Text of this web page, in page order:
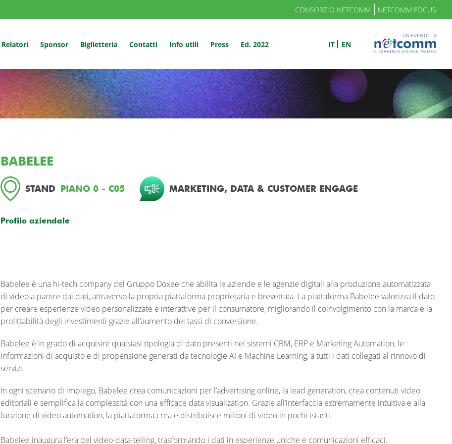
CONSORZIO NETCOMM NETCOMM FOCUS
Relatori Sponsor Biglietteria Contatti Info utili Press Ed. 2022 IT EN
UN EVENTO DI
BABELEE
STAND PIANO 0 - C05 MARKETING, DATA & CUSTOMER ENGAGE
Profilo aziendale
Babelee è una hi-tech company del Gruppo Doxee che abilita le aziende e le agenzie digitali alla produzione automatizzata
di video a partire dai dati, attraverso la propria piattaforma proprietaria e brevettata. La piattaforma Babelee valorizza il dato
per creare esperienze video personalizzate e interattive per il consumatore, migliorando il coinvolgimento con la marca e la
profittabilità degli investimenti grazie all’aumento dei tassi di conversione.
Babelee è in grado di acquisire qualsiasi tipologia di dato presenti nei sistemi CRM, ERP e Marketing Automation, le
informazioni di acquisto e di propensione generati da tecnologie AI e Machine Learning, a tutti i dati collegati al rinnovo di
servizi.
In ogni scenario di impiego, Babelee crea comunicazioni per l’advertising online, la lead generation, crea contenuti video
editoriali e semplifica la complessità con una efficace data visualization. Grazie all’interfaccia estremamente intuitiva e alla
funzione di video automation, la piattaforma crea e distribuisce milioni di video in pochi istanti.
Babelee inaugura l’era del video-data-telling, trasformando i dati in esperienze uniche e comunicazioni efficaci.